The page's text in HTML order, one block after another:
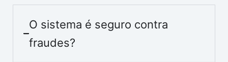
O sistema é seguro contra
fraudes?